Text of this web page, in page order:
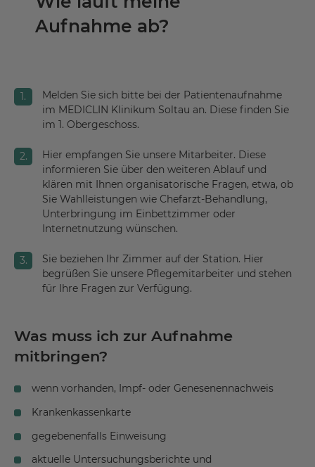
Aufnahme ab?
Melden Sie sich bitte bei der Patientenaufnahme
im MEDICLIN Klinikum Soltau an. Diese finden Sie
im 1. Obergeschoss.
Hier empfangen Sie unsere Mitarbeiter. Diese
informieren Sie über den weiteren Ablauf und
klären mit Ihnen organisatorische Fragen, etwa, ob
Sie Wahlleistungen wie Chefarzt-Behandlung,
Unterbringung im Einbettzimmer oder
Internetnutzung wünschen.
Sie beziehen Ihr Zimmer auf der Station. Hier
begrüßen Sie unsere Pflegemitarbeiter und stehen
für Ihre Fragen zur Verfügung.
Was muss ich zur Aufnahme
mitbringen?
wenn vorhanden, Impf- oder Genesenennachweis
Krankenkassenkarte
gegebenenfalls Einweisung
aktuelle Untersuchungsberichte und